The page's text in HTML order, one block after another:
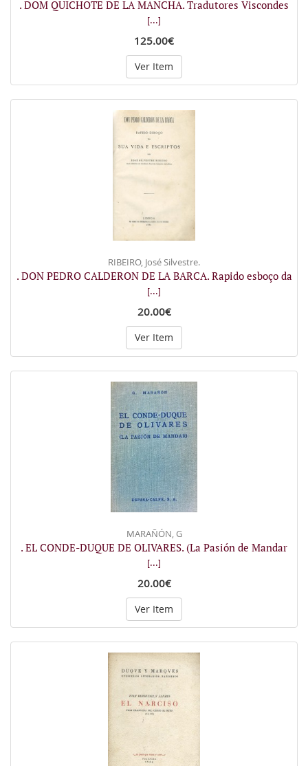
. DOM QUICHOTE DE LA MANCHA. Tradutores Viscondes
[...]
125.00€
Ver Item
RIBEIRO, José Silvestre.
. DON PEDRO CALDERON DE LA BARCA. Rapido esboço da
[...]
20.00€
Ver Item
MARAÑÓN, G
. EL CONDE-DUQUE DE OLIVARES. (La Pasión de Mandar
[...]
20.00€
Ver Item